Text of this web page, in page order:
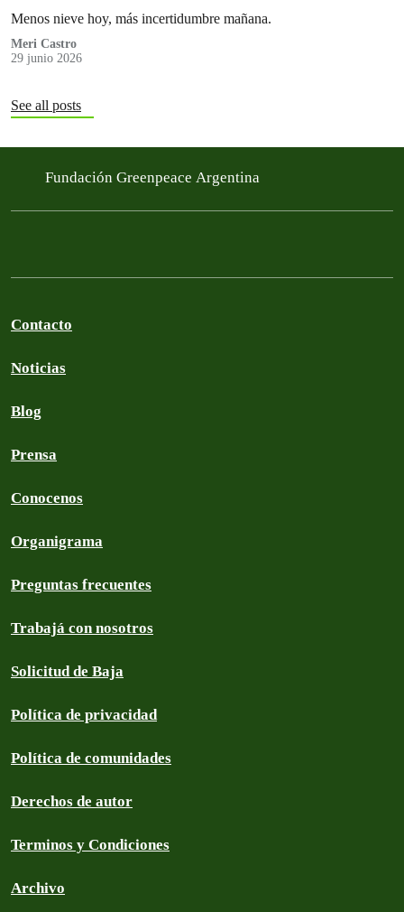
Menos nieve hoy, más incertidumbre mañana.
Meri Castro
29 junio 2026
See all posts
Fundación Greenpeace Argentina
Contacto
Noticias
Blog
Prensa
Conocenos
Organigrama
Preguntas frecuentes
Trabajá con nosotros
Solicitud de Baja
Política de privacidad
Política de comunidades
Derechos de autor
Terminos y Condiciones
Archivo